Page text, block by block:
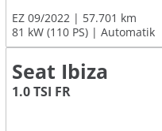
EZ 09/2022
57.701 km
81 kW (110 PS)
Automatik
Seat Ibiza
1.0 TSI FR